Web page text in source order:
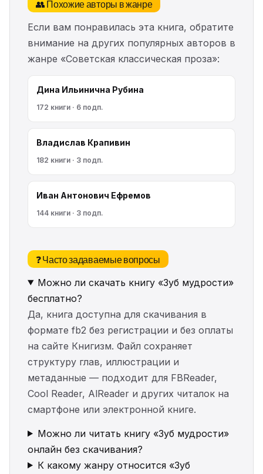
👥 Похожие авторы в жанре
Если вам понравилась эта книга, обратите
внимание на других популярных авторов в
жанре «Советская классическая проза»:
Дина Ильинична Рубина
172 книги · 6 подп.
Владислав Крапивин
182 книги · 3 подп.
Иван Антонович Ефремов
144 книги · 3 подп.
❓ Часто задаваемые вопросы
Можно ли скачать книгу «Зуб мудрости»
бесплатно?
Да, книга доступна для скачивания в
формате fb2 без регистрации и без оплаты
на сайте Книгизм. Файл сохраняет
структуру глав, иллюстрации и
метаданные — подходит для FBReader,
Cool Reader, AlReader и других читалок на
смартфоне или электронной книге.
Можно ли читать книгу «Зуб мудрости»
онлайн без скачивания?
К какому жанру относится «Зуб